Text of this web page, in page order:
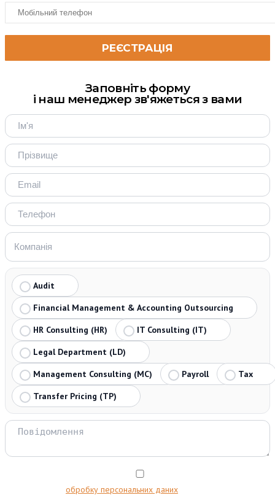
Заповніть форму
і наш менеджер зв'яжеться з вами
Audit
Financial Management & Accounting Outsourcing
HR Consulting (HR)
IT Consulting (IT)
Legal Department (LD)
Management Consulting (MC)
Payroll
Tax
Transfer Pricing (TP)
обробку персональних даних